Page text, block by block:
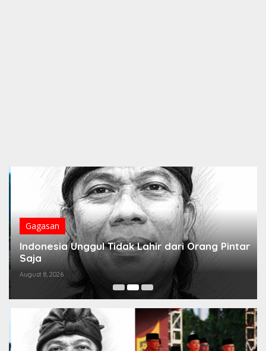
Gagasan
Indonesia Unggul Tidak Lahir dari Orang Pintar
Saja
August 8, 2026